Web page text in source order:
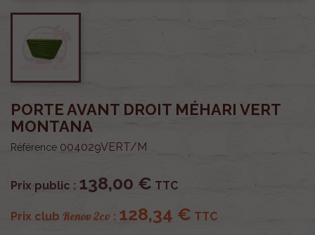
PORTE AVANT DROIT MÉHARI VERT
MONTANA
Référence 004029VERT/M
Prix public : 138,00 € TTC
Prix club Renov 2cv : 128,34 € TTC